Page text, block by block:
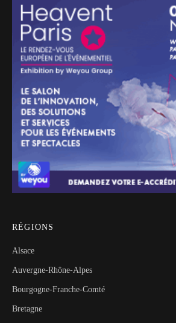
RÉGIONS
Alsace
Auvergne-Rhône-Alpes
Bourgogne-Franche-Comté
Bretagne